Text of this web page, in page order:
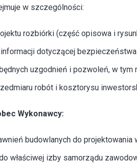
w szczególności:
rozbiórki (część opisowa i
dotyczącej
uzgodnień i pozwoleń, w
robót i kosztorysu
Wykonawcy:
budowlanych do
właściwej izby samorządu